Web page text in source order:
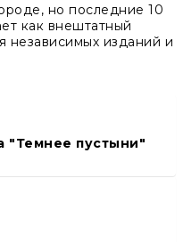
но последние 10
как внештатный
независимых изданий и
in our documentation
"Темнее пустыни"